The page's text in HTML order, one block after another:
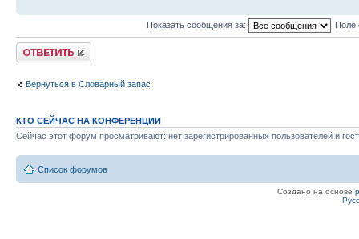
Показать сообщения за: Поле
Ответить
Вернуться в Словарный запас
КТО СЕЙЧАС НА КОНФЕРЕНЦИИ
Сейчас этот форум просматривают: нет зарегистрированных пользователей и
Список форумов
Создано на основе